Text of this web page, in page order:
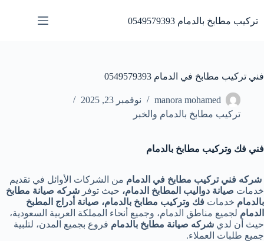
المحتوى
تركيب مطابخ بالدمام 0549579393
فني تركيب مطابخ في الدمام 0549579393
manora mohamed
نوفمبر 23, 2025
تركيب مطابخ بالدمام والخبر
فني فك وتركيب مطابخ بالدمام
شركه فني تركيب مطابخ في الدمام من الشركات الأوائل في تقديم
خدمات صيانة دواليب المطابخ الدمام، حيث توفر شركه صيانة مطابخ
بالدمام خدمات فك وتركيب مطابخ بالدمام، صيانة أدراج المطبخ
الدمام لجميع مناطق الدمام، وجميع أنحاء المملكة العربية السعودية،
حيث أن لدي شركه صيانة مطابخ بالدمام فروع بجميع المدن، لتلبية
جميع طلبات العملاء.